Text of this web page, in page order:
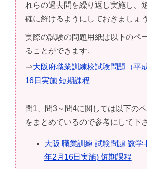
れらの過去問を繰り返し実施し、
確に解けるようにしておきましょう
実際の試験の問題用紙は以下のペ
ることができます。
⇒大阪府職業訓練校試験問題（平
16日実施 短期課程
問1、問3～問4に関しては以下の
をまとめているので参考にして下さ
大阪 職業訓練 試験問題 数学
年2月16日実施) 短期課程